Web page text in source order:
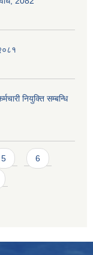
नियुक्ति सम्बन्धि
5 6